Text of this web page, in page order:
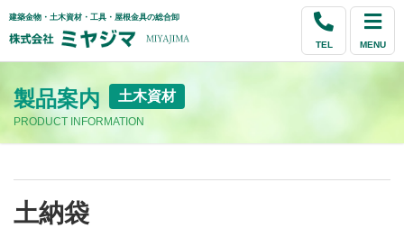
建築金物・土木資材・工具・屋根金具の総合卸
TEL MENU
製品案内 土木資材
PRODUCT INFORMATION
土納袋